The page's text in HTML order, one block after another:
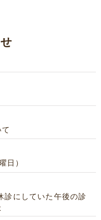
日）
にしていた午後の診